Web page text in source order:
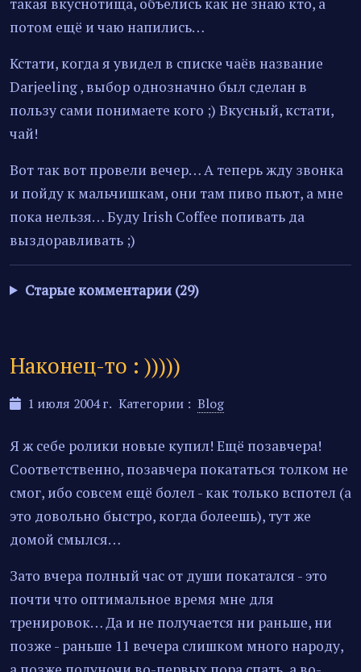
потом ещё и чаю напились…
Кстати, когда я увидел в списке чаёв название
Darjeeling , выбор однозначно был сделан в
пользу сами понимаете кого ;) Вкусный, кстати,
чай!
Вот так вот провели вечер… А теперь жду звонка
и пойду к мальчишкам, они там пиво пьют, а мне
пока нельзя… Буду Irish Coffee попивать да
выздоравливать ;)
Старые комментарии (29)
Наконец-то : )))))
1 июля 2004 г. Категории : Blog
Я ж себе ролики новые купил! Ещё позавчера!
Соответственно, позавчера покататься толком не
смог, ибо совсем ещё болел - как только вспотел (а
это довольно быстро, когда болеешь), тут же
домой смылся…
Зато вчера полный час от души покатался - это
почти что оптимальное время мне для
тренировок… Да и не получается ни раньше, ни
позже - раньше 11 вечера слишком много народу,